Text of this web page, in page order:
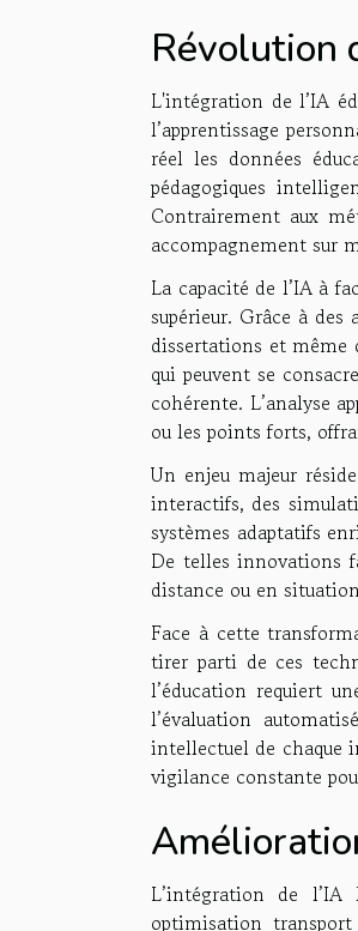
Révolution
L'intégration de l’IA
l’apprentissage
réel les données
pédagogiques
Contrairement aux
accompagnement sur
La capacité de l’IA à
supérieur. Grâce à
dissertations et même
qui peuvent se
cohérente. L’analyse
ou les points forts,
Un enjeu majeur
interactifs, des
systèmes adaptatifs
De telles innovations
distance ou en
Face à cette
tirer parti de ces
l’éducation requiert
l’évaluation
intellectuel de chaque
vigilance constante
L’intégration de
optimisation